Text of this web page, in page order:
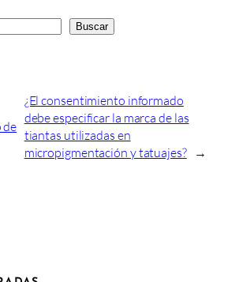
Buscar
de
¿El consentimiento informado
debe especificar la marca de las
tiantas utilizadas en
micropigmentación y tatuajes?
→